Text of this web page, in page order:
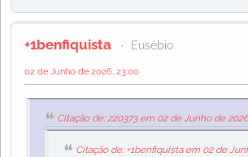
+1benfiquista Eusébio
02 de Junho de 2026, 23:00
Citação de: 220373 em 02 de Junho de
Citação de: +1benfiquista em 02 de